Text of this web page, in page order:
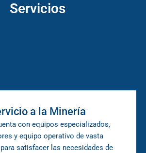
Servicios
a la Minería
con equipos especializados,
y equipo operativo de vasta
satisfacer las necesidades de